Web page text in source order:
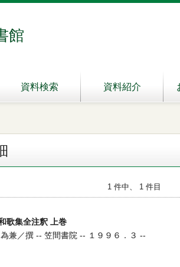
館
資料検索 資料紹介
1 件中、 1 件目
歌集全注釈 上巻
兼／撰 -- 笠間書院 -- １９９６．３ --